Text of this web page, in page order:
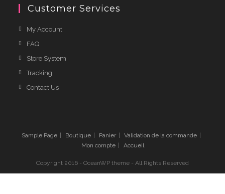
Customer Services
My Account
FAQ
Store System
Tracking
Contact Us
Sample Page Boutique Panier
Validation de la commande
Mon compte
Accueil
Copyright 2016 - OceanWP theme - All Rights Reserved